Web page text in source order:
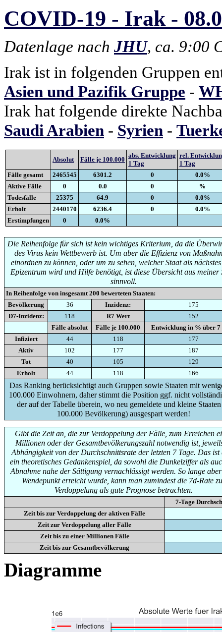
COVID-19 - Irak -
Datenlage nach JHU, ca. 9:00
Irak ist in folgenden Gruppen
Asien und Pazifik Gruppe -
Irak hat folgende direkte
Saudi Arabien - Syrien -
Absolut Fälle je 100.000
abs. Entwicklung
1 Tag
rel.
1 Tag
Fälle gesamt
2465545 6301.2 0
0.0%
Aktive Fälle
0 0.0 0
%
Todesfälle
25375 64.9 0
0.0%
Erholt
2440170 6236.4 0
0.0%
Erstimpfungen
0 0.0%
Die Reihenfolge für sich ist kein wichtiges Kriterium, da die
des Virus kein Wettbewerb ist. Um aber die Effizienz von
einordnen zu können, oder um zu sehen, welcher Staat als
Epizentrum wird und Hilfe benötigt, ist diese Übersicht aus meiner
sinnvoll.
In Reihenfolge von insgesamt 200 bewerteten Staaten:
Bevölkerung
36 Inzidenz:
175
D7-Inzidenz:
118 R7 Wert
152
Fälle absolut
Fälle je 100.000
Entwicklung in % über 7
Infiziert
44 118
177
Aktiv
102 177
187
Tot
40 105
129
Erholt
44 118 166
Das Ranking berücksichtigt auch Gruppen sowie Staaten mit
100.000 Einwohnern, daher stimmt die Position ggf. nicht
der auf der Tabelle überein, wo neu gemeldete und kleine
100.000 Bevölkerung) ausgespart werden!
Gibt die Zeit an, die zur Verdoppelung der Fälle, zum Erreichen
Millionen oder der Gesamtbevölkerungszahl notwendig ist,
Abhängigkeit von der Durchschnittsrate der letzten 7 Tage. Das ist
ein theoretisches Gedankenspiel, da sowohl die Dunkelziffer als
Abnahme nahe der Sättigung vernachlässigt werden. So lange
Wendepunkt erreicht wurde, kann man zumindest die 7d-Rate
Verdoppelung als gute Prognose betrachten.
7-Tage
Zeit bis zur Verdoppelung der aktiven Fälle
Zeit zur Verdoppelung aller Fälle
Zeit bis zu einer Millionen Fälle
Zeit bis zur Gesamtbevölkerung
Diagramme